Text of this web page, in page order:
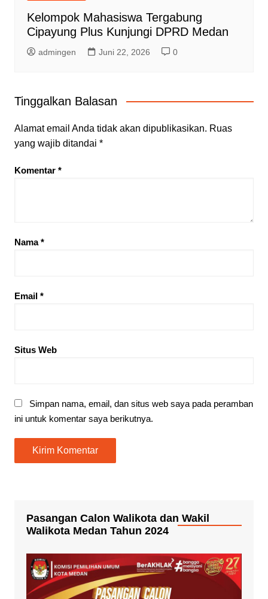
Kelompok Mahasiswa Tergabung
Cipayung Plus Kunjungi DPRD Medan
admingen Juni 22, 2026 0
Tinggalkan Balasan
Alamat email Anda tidak akan dipublikasikan. Ruas
yang wajib ditandai *
Komentar *
Nama*
Email *
Situs Web
Simpan nama, email, dan situs web saya pada peramban
ini untuk komentar saya berikutnya.
Pasangan Calon Walikota dan Wakil
Walikota Medan Tahun 2024